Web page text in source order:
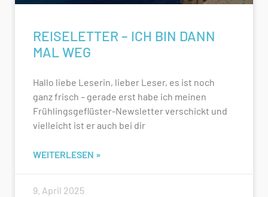
REISELETTER – ICH BIN DANN
MAL WEG
Hallo liebe Leserin, lieber Leser, es ist noch
ganz frisch – gerade erst habe ich meinen
Frühlingsgeflüster-Newsletter verschickt und
vielleicht ist er auch bei dir
WEITERLESEN »
9. April 2025